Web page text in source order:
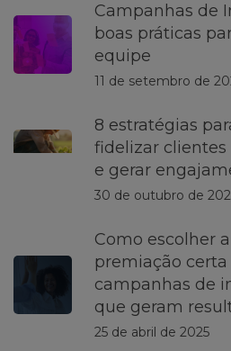
Campanhas de
boas práticas
equipe
11 de setembro de
8 estratégias
fidelizar clientes
e gerar
30 de outubro de
Como escolher a
premiação certa
campanhas de
que geram
25 de abril de 2025